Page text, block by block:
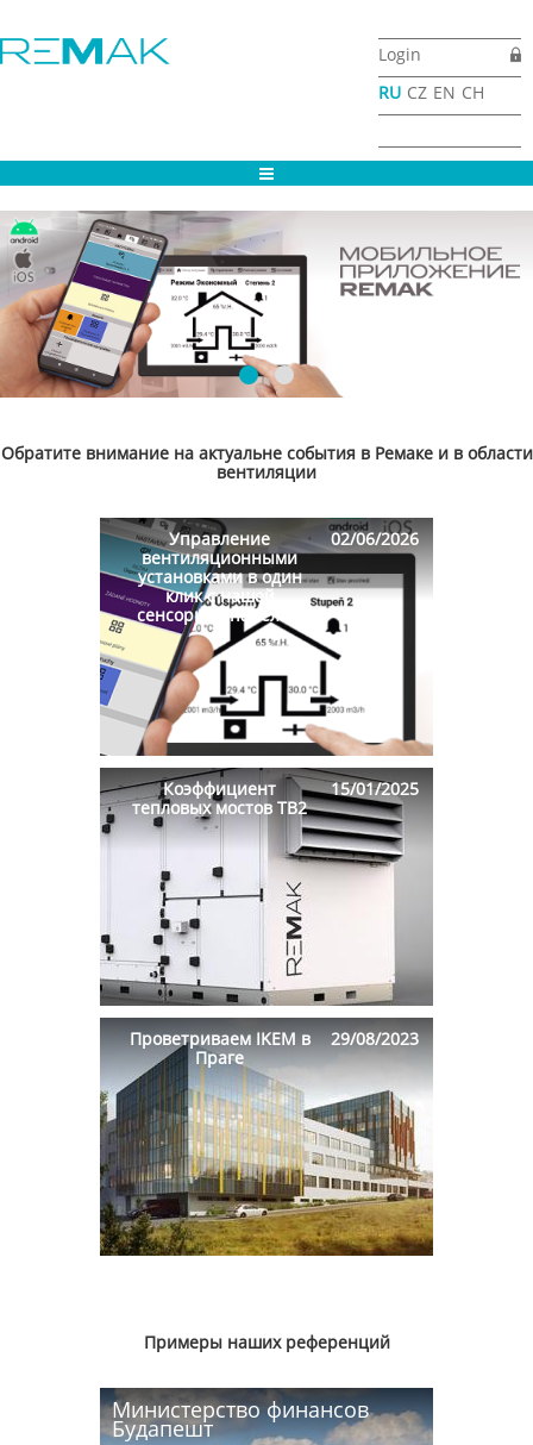
Login
RU CZ EN CH
Обратите внимание на актуальне события в Ремаке и в области
вентиляции
02/06/2026
Управление
вентиляционными
установками в один
клик с нашей
сенсорной панелью
15/01/2025
Коэффициент
тепловых мостов TB2
29/08/2023
Проветриваем IKEM в
Праге
Примеры наших референций
Министерство финансов
Будапешт